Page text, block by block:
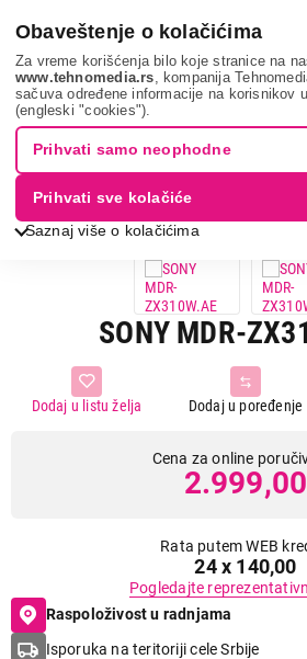
Obaveštenje o kolačićima
Za vreme korišćenja bilo koje stranice na
www.tehnomedia.rs , kompanija
sačuva određene informacije na korisnikov
(engleski "cookies").
Saznaj više o kolačićima
Prihvati samo neophodne
Prihvati sve kolačiće
Tv, audio, video i foto Slušalice
mdr-zx310w...
SONY MDR-
Dodaj u poređenje
Dodaj u listu želja
Cena za online
2.999,00
Rata putem WEB
24 x 140,00
Pogledajte
Raspoloživost u radnjama
Isporuka na teritoriji cele Srbije